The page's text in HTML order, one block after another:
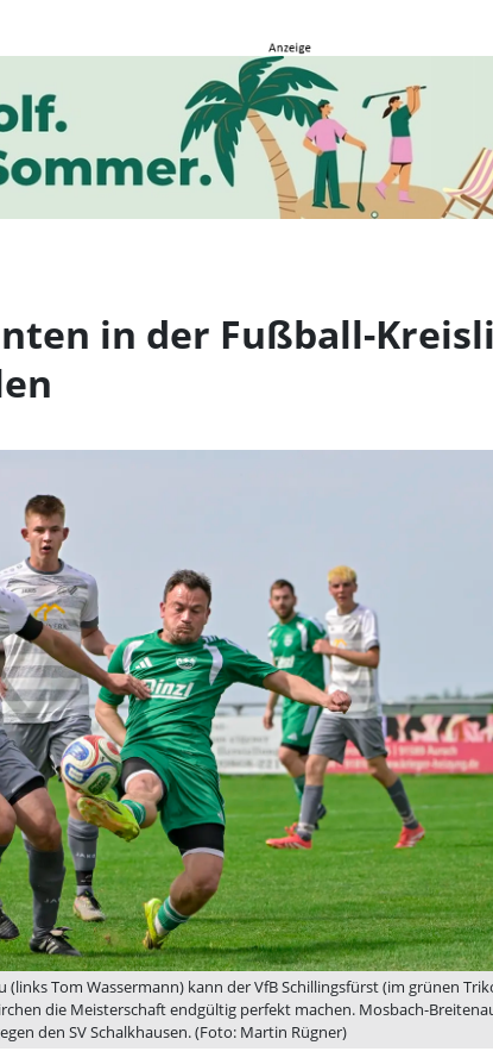
in der Fußball-
in der Fußball-
(links Tom Wassermann) kann der VfB Schillingsfürst (im grünen
die Meisterschaft endgültig perfekt machen. Mosbach-
den SV Schalkhausen. (Foto: Martin Rügner)